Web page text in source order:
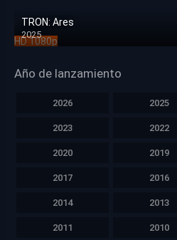
TRON: Ares
2025
HD 1080p
Año de lanzamiento
2026 2025
2023 2022
2020 2019
2017 2016
2014 2013
2011 2010